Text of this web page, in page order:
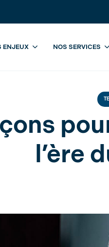
ENJEUX NOS SERVICES
l’ère